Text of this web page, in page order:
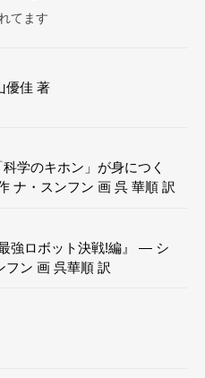
てます
優佳 著
科学のキホン」が身につく
ナ・スンフン 画 呉 華順 訳
強ロボット決戦!編』 — シ
フン 画 呉華順 訳